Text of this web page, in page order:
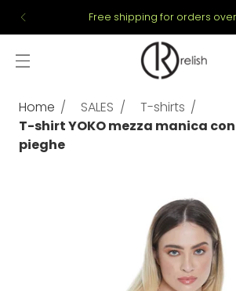
Free shipping for orders
Home SALES
T-shirts
T-shirt YOKO mezza manica
pieghe